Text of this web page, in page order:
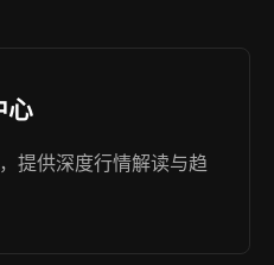
心
提供深度行情解读与趋